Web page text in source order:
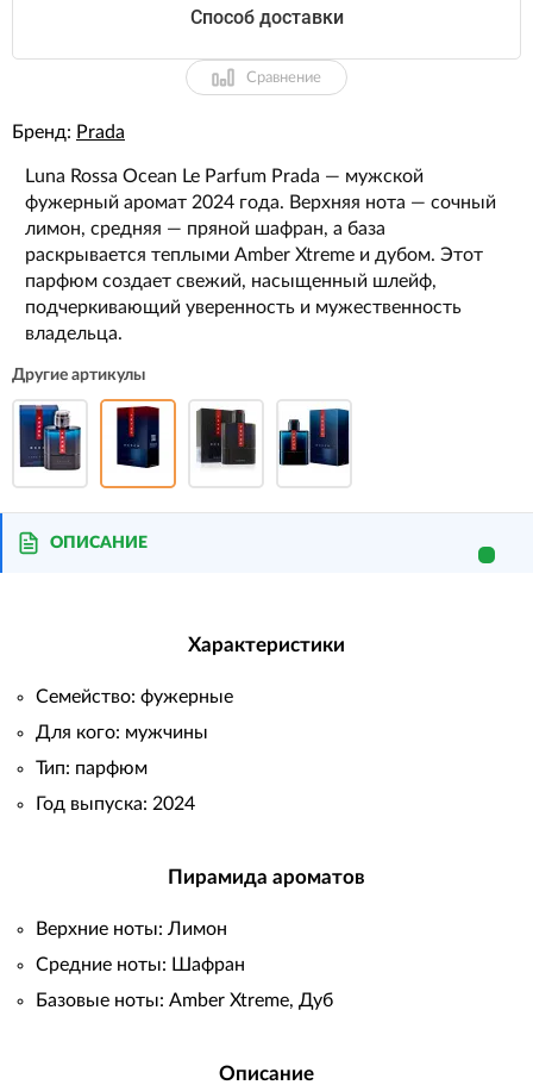
Способ доставки
Сравнение
Бренд: Prada
Luna Rossa Ocean Le Parfum Prada — мужской
фужерный аромат 2024 года. Верхняя нота — сочный
лимон, средняя — пряной шафран, а база
раскрывается теплыми Amber Xtreme и дубом. Этот
парфюм создает свежий, насыщенный шлейф,
подчеркивающий уверенность и мужественность
владельца.
Другие артикулы
ОПИСАНИЕ
Характеристики
Семейство: фужерные
Для кого: мужчины
Тип: парфюм
Год выпуска: 2024
Пирамида ароматов
Верхние ноты: Лимон
Средние ноты: Шафран
Базовые ноты: Amber Xtreme, Дуб
Описание